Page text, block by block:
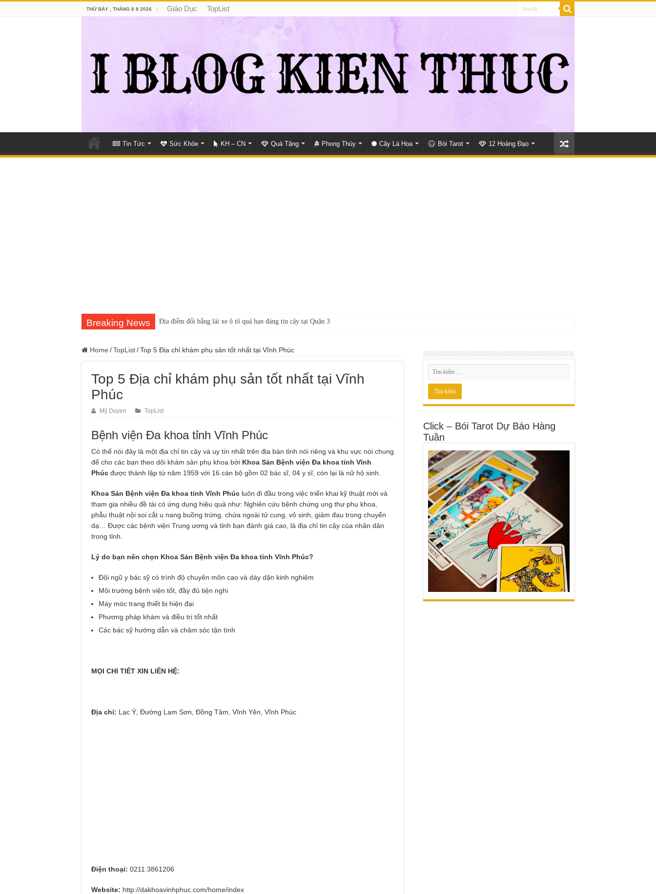
THỨ BẢY , THÁNG 8 8 2026 Giáo Dục TopList
Tin Tức Sức Khỏe KH – CN Quà Tặng Phong Thủy Cây Lá Hoa Bói Tarot 12 Hoàng Đạo
Breaking News Địa điểm đổi bằng lái xe ô tô quá hạn đáng tin cậy tại Quận 3
Home /TopList/Top 5 Địa chỉ khám phụ sản tốt nhất tại Vĩnh Phúc
Top 5 Địa chỉ khám phụ sản tốt nhất tại Vĩnh
Phúc
Mỹ Duyen TopList
Bệnh viện Đa khoa tỉnh Vĩnh Phúc
Có thể nói đây là một địa chỉ tin cậy và uy tín nhất trên địa bàn tỉnh nói riêng và khu vực nói chung
để cho các bạn theo dõi khám sản phụ khoa bởi Khoa Sản Bệnh viện Đa khoa tỉnh Vĩnh
Phúc được thành lập từ năm 1959 với 16 cán bộ gồm 02 bác sĩ, 04 y sĩ, còn lại là nữ hộ sinh.
Khoa Sản Bệnh viện Đa khoa tỉnh Vĩnh Phúc luôn đi đầu trong việc triển khai kỹ thuật mới và
tham gia nhiều đề tài có ứng dụng hiệu quả như: Nghiên cứu bệnh chứng ung thư phụ khoa,
phẫu thuật nội soi cắt u nang buồng trứng, chửa ngoài tử cung, vô sinh, giảm đau trong chuyển
dạ… Được các bệnh viện Trung ương và tỉnh bạn đánh giá cao, là địa chỉ tin cậy của nhân dân
trong tỉnh.
Lý do bạn nên chọn Khoa Sản Bệnh viện Đa khoa tỉnh Vĩnh Phúc?
Đội ngũ y bác sỹ có trình độ chuyên môn cao và dày dặn kinh nghiệm
Môi trường bệnh viện tốt, đầy đủ tiện nghi
Máy móc trang thiết bị hiện đại
Phương pháp khám và điều trị tốt nhất
Các bác sỹ hướng dẫn và chăm sóc tận tình
MỌI CHI TIẾT XIN LIÊN HỆ:
Địa chỉ: Lạc Ý, Đường Lam Sơn, Đồng Tâm, Vĩnh Yên, Vĩnh Phúc
Điện thoại: 0211.3861206
Website: http://dakhoavinhphuc.com/home/index
Click – Bói Tarot Dự Báo Hàng
Tuần